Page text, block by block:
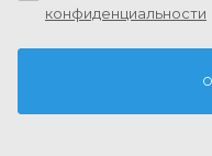
конфиденциальности